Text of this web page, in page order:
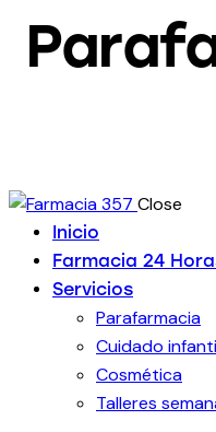
Close
Inicio
Farmacia 24
Servicios
Parafarmacia
Cuidado
Cosmética
Talleres